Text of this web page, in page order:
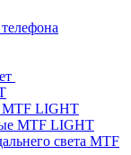
MTF LIGHT
MTF LIGHT
света MTF